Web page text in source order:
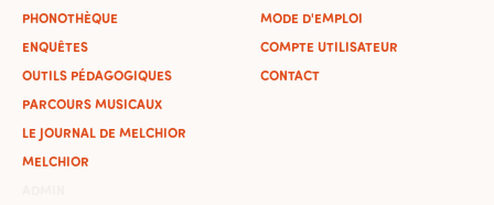
PHONOTHÈQUE
ENQUÊTES
OUTILS PÉDAGOGIQUES
PARCOURS MUSICAUX
LE JOURNAL DE MELCHIOR
MELCHIOR
MODE D'EMPLOI
COMPTE UTILISATEUR
CONTACT